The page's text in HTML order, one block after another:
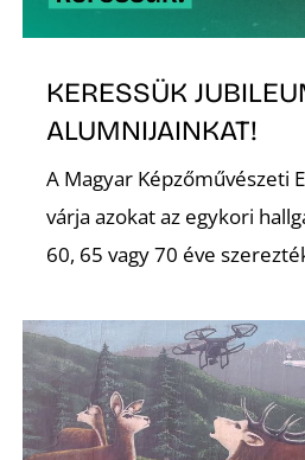
KERESSÜK
ALUMNIJAINKAT!
A Magyar Képzőművészeti
várja azokat az egykori
60, 65 vagy 70 éve